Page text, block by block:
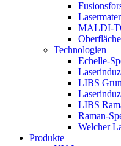
MALDI-
Technologien
Echelle-
LIBS
LIBS
Raman-
Welcher
Produkte